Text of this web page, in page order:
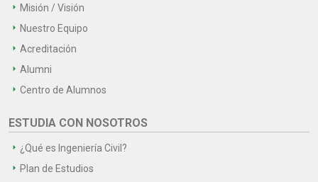
Misión / Visión
Nuestro Equipo
Acreditación
Alumni
Centro de Alumnos
ESTUDIA CON NOSOTROS
¿Qué es Ingeniería Civil?
Plan de Estudios